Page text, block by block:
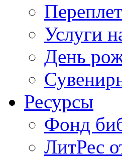
Услуги
День
Ресурсы
Фонд
ЛитРес